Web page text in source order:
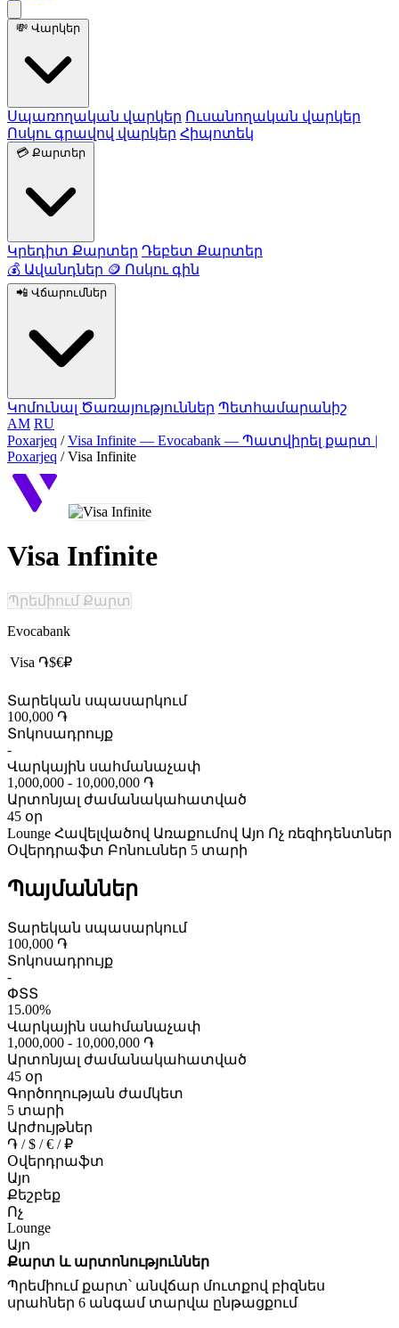
💸 Վարկեր
Սպառողական վարկեր Ուսանողական վարկեր
Ոսկու գրավով վարկեր Հիպոտեկ
💳 Քարտեր
Կրեդիտ Քարտեր Դեբետ Քարտեր
💰 Ավանդներ 🪙 Ոսկու գին
📲 Վճարումներ
Կոմունալ Ծառայություններ Պետհամարանիշ
AM RU
Poxarjeq / Visa Infinite — Evocabank — Պատվիրել քարտ |
Poxarjeq / Visa Infinite
Visa Infinite
Պրեմիում Քարտ
Evocabank
Visa ֏$€₽
Տարեկան սպասարկում
100,000 ֏
Տոկոսադրույք
-
Վարկային սահմանաչափ
1,000,000 - 10,000,000 ֏
Արտոնյալ ժամանակահատված
45 օր
Lounge Հավելվածով Առաքումով Այո Ոչ ռեզիդենտներ
Օվերդրաֆտ Բոնուսներ 5 տարի
Պայմաններ
Տարեկան սպասարկում
100,000 ֏
Տոկոսադրույք
-
ՓՏՏ
15.00%
Վարկային սահմանաչափ
1,000,000 - 10,000,000 ֏
Արտոնյալ ժամանակահատված
45 օր
Գործողության ժամկետ
5 տարի
Արժույթներ
֏ / $ / € / ₽
Օվերդրաֆտ
Այո
Քեշբեք
Ոչ
Lounge
Այո
Քարտ և արտոնություններ
Պրեմիում քարտ՝ անվճար մուտքով բիզնես
սրահներ 6 անգամ տարվա ընթացքում